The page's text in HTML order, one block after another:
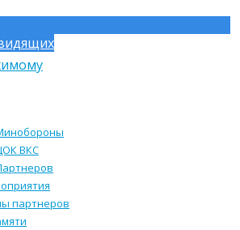
ВКС
партнеров